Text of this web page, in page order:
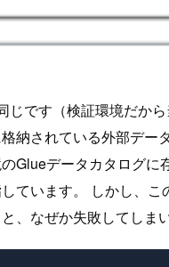
じです（検証環境だか
納されている外部デー
Glueデータカタログに
ています。 しかし、こ
、なぜか失敗してしま